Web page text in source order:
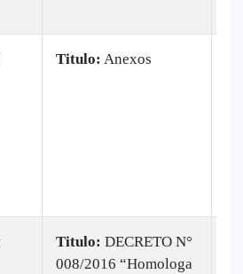
Titulo: Anexos
Titulo: DECRETO N°
008/2016 “Homologa